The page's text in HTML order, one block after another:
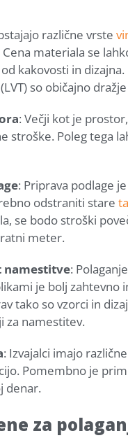
različne vrste
materiala se
kakovosti in
so običajno
: Večji kot je
stroške. Poleg tega
: Priprava podlage
odstraniti stare
se bodo stroški
meter.
namestitve:
je bolj zahtevno
tako so vzorci in
za namestitev.
: Izvajalci imajo
Pomembno je
denar.
za